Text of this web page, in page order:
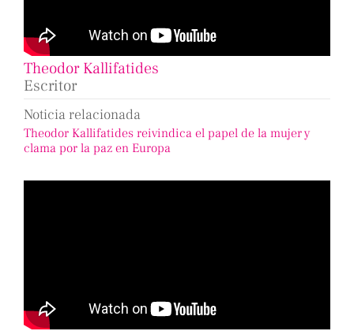
Theodor Kallifatides
Escritor
Noticia relacionada
Theodor Kallifatides reivindica el papel de la mujer y
clama por la paz en Europa